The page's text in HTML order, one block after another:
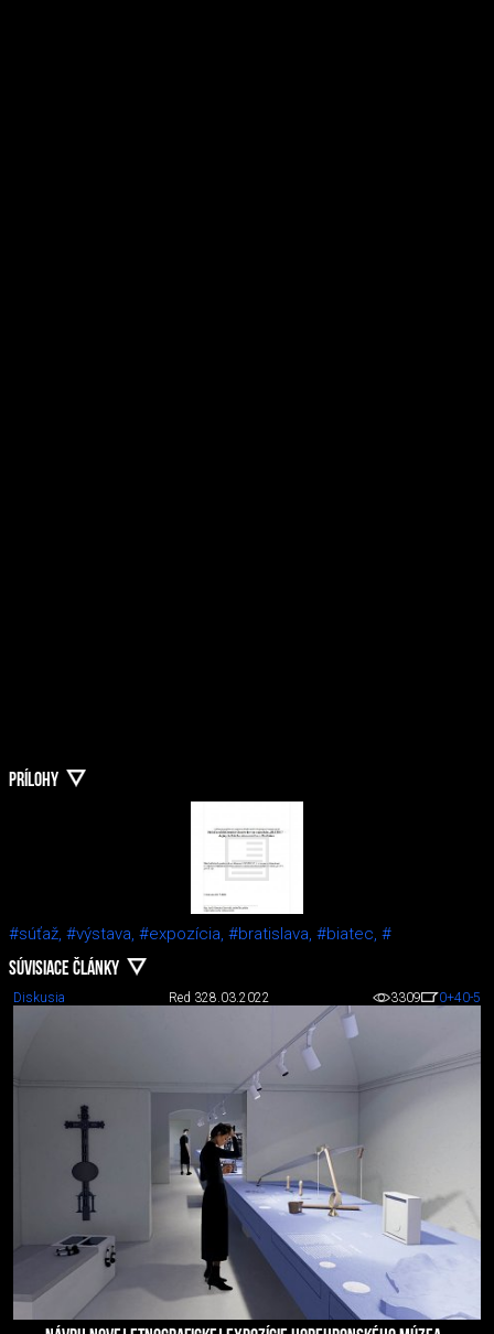
PRÍLOHY
#súťaž, #výstava, #expozícia, #bratislava, #biatec, #
SÚVISIACE ČLÁNKY
Diskusia Red 328.03.2022 3309 0+40-5